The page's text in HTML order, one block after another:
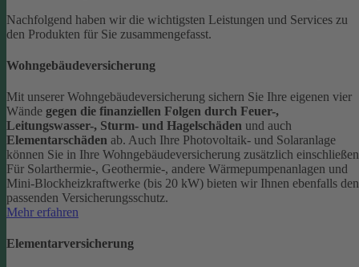
Nachfolgend haben wir die wichtigsten Leistungen und Services zu
den Produkten für Sie zusammengefasst.
Wohngebäudeversicherung
Mit unserer Wohngebäudeversicherung sichern Sie Ihre eigenen vier
Wände gegen die finanziellen Folgen durch Feuer-,
Leitungswasser-, Sturm- und Hagelschäden und auch
Elementarschäden ab. Auch Ihre Photovoltaik- und Solaranlage
können Sie in Ihre Wohngebäudeversicherung zusätzlich
Für Solarthermie-, Geothermie-, andere Wärmepumpenanlagen und
Mini-Blockheizkraftwerke (bis 20 kW) bieten wir Ihnen ebenfalls den
passenden Versicherungsschutz.
Mehr erfahren
Elementarversicherung